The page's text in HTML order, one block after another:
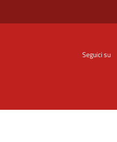
Seguici su